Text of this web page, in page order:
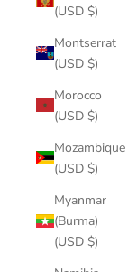
(USD $)
Montserrat
(USD $)
Morocco
(USD $)
Mozambique
(USD $)
Myanmar
(Burma)
(USD $)